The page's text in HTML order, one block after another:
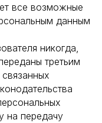
все возможные
данным
никогда,
третьим
на передачу